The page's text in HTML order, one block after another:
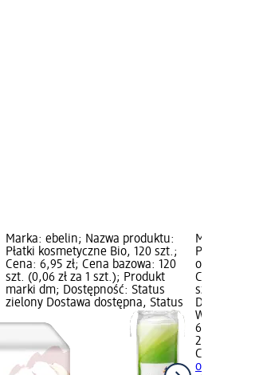
Marka: ebelin; Nazwa produktu:
Płatki kosmetyczne Bio, 120 szt.;
Cena: 6,95 zł; Cena bazowa: 120
szt. (0,06 zł za 1 szt.); Produkt
marki dm; Dostępność: Status
zielony Dostawa dostępna, Status
Marka:
Patyczki
okrągłym,
Cena
szt.);
Dostawa
Wybierz
6,25 zł
200 szt.
Cleanic